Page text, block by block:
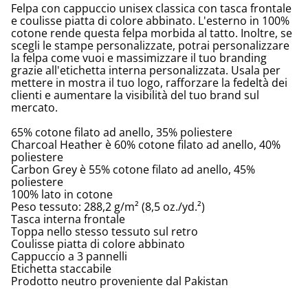
Felpa con cappuccio unisex classica con tasca frontale
e coulisse piatta di colore abbinato. L'esterno in 100%
cotone rende questa felpa morbida al tatto. Inoltre, se
scegli le stampe personalizzate, potrai personalizzare
la felpa come vuoi e massimizzare il tuo branding
grazie all'etichetta interna personalizzata. Usala per
mettere in mostra il tuo logo, rafforzare la fedeltà dei
clienti e aumentare la visibilità del tuo brand sul
mercato.
65% cotone filato ad anello, 35% poliestere
Charcoal Heather è 60% cotone filato ad anello, 40%
poliestere
Carbon Grey è 55% cotone filato ad anello, 45%
poliestere
100% lato in cotone
Peso tessuto: 288,2 g/m² (8,5 oz./yd.²)
Tasca interna frontale
Toppa nello stesso tessuto sul retro
Coulisse piatta di colore abbinato
Cappuccio a 3 pannelli
Etichetta staccabile
Prodotto neutro proveniente dal Pakistan